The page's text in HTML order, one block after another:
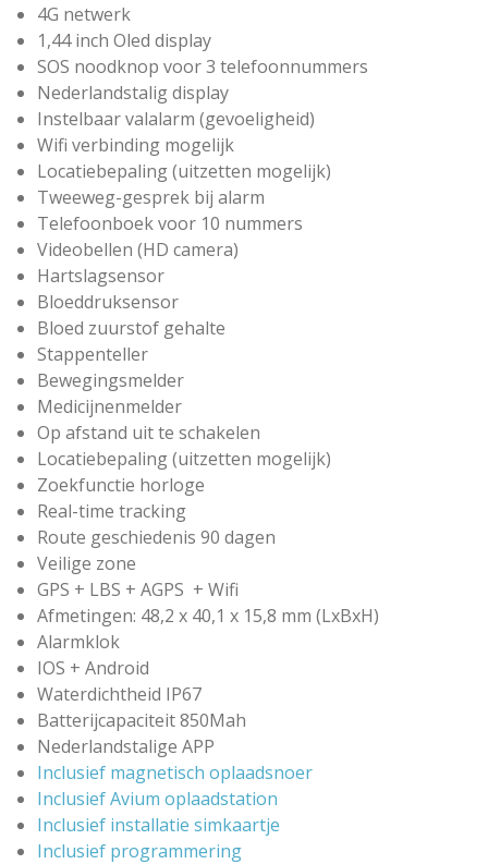
4G netwerk
1,44 inch Oled display
SOS noodknop voor 3 telefoonnummers
Nederlandstalig display
Instelbaar valalarm (gevoeligheid)
Wifi verbinding mogelijk
Locatiebepaling (uitzetten mogelijk)
Tweeweg-gesprek bij alarm
Telefoonboek voor 10 nummers
Videobellen (HD camera)
Hartslagsensor
Bloeddruksensor
Bloed zuurstof gehalte
Stappenteller
Bewegingsmelder
Medicijnenmelder
Op afstand uit te schakelen
Locatiebepaling (uitzetten mogelijk)
Zoekfunctie horloge
Real-time tracking
Route geschiedenis 90 dagen
Veilige zone
GPS + LBS + AGPS + Wifi
Afmetingen: 48,2 x 40,1 x 15,8 mm (LxBxH)
Alarmklok
IOS + Android
Waterdichtheid IP67
Batterijcapaciteit 850Mah
Nederlandstalige APP
Inclusief magnetisch oplaadsnoer
Inclusief Avium oplaadstation
Inclusief installatie simkaartje
Inclusief programmering